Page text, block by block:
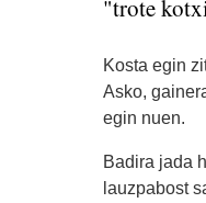
"trote
Kosta egin
Asko,
egin nuen.
Badira jada
lauzpabost